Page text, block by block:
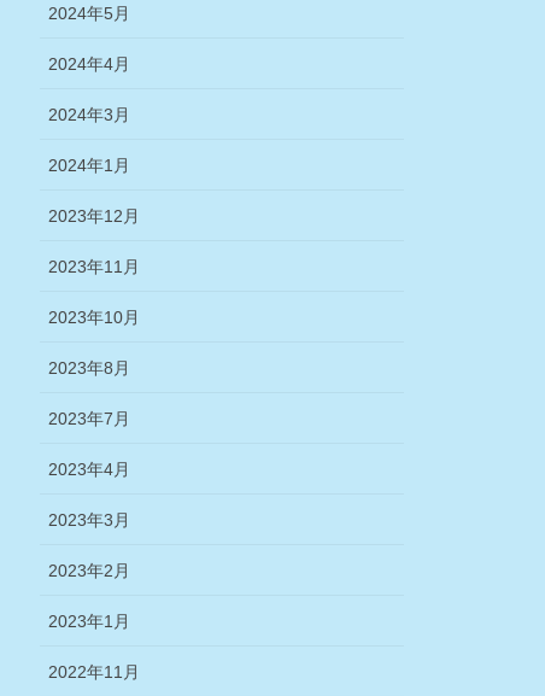
2024年5月
2024年4月
2024年3月
2024年1月
2023年12月
2023年11月
2023年10月
2023年8月
2023年7月
2023年4月
2023年3月
2023年2月
2023年1月
2022年11月